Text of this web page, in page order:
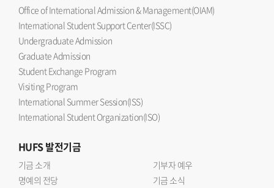
Office of International Admission & Management(OIAM)
International Student Support Center(ISSC)
Undergraduate Admission
Graduate Admission
Student Exchange Program
Visiting Program
International Summer Session(ISS)
International Student Organization(ISO)
HUFS발전기금
기금 소개
기부자 예우
명예의 전당
기금 소식